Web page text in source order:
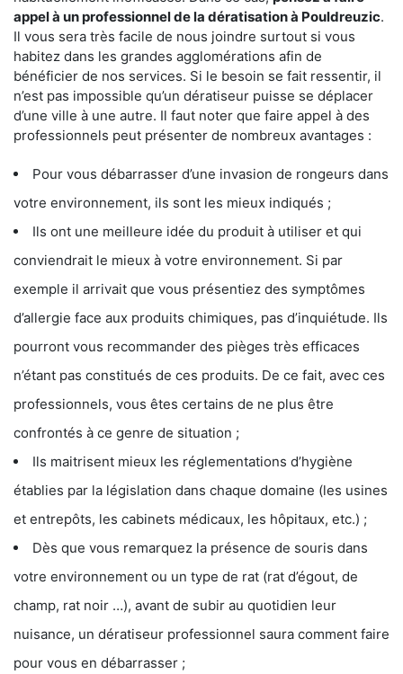
appel à un professionnel de la dératisation à Pouldreuzic.
Il vous sera très facile de nous joindre surtout si vous
habitez dans les grandes agglomérations afin de
bénéficier de nos services. Si le besoin se fait ressentir, il
n’est pas impossible qu’un dératiseur puisse se déplacer
d’une ville à une autre. Il faut noter que faire appel à des
professionnels peut présenter de nombreux avantages :
Pour vous débarrasser d’une invasion de rongeurs dans
votre environnement, ils sont les mieux indiqués ;
Ils ont une meilleure idée du produit à utiliser et qui
conviendrait le mieux à votre environnement. Si par
exemple il arrivait que vous présentiez des symptômes
d’allergie face aux produits chimiques, pas d’inquiétude. Ils
pourront vous recommander des pièges très efficaces
n’étant pas constitués de ces produits. De ce fait, avec ces
professionnels, vous êtes certains de ne plus être
confrontés à ce genre de situation ;
Ils maitrisent mieux les réglementations d’hygiène
établies par la législation dans chaque domaine (les usines
et entrepôts, les cabinets médicaux, les hôpitaux, etc.) ;
Dès que vous remarquez la présence de souris dans
votre environnement ou un type de rat (rat d’égout, de
champ, rat noir …), avant de subir au quotidien leur
nuisance, un dératiseur professionnel saura comment faire
pour vous en débarrasser ;